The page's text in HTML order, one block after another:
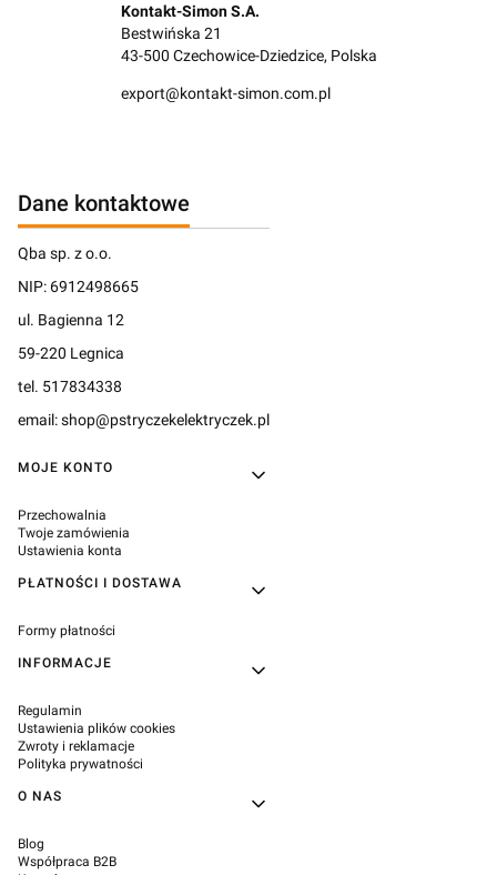
Kontakt-Simon S.A.
Bestwińska 21
43-500 Czechowice-Dziedzice, Polska
export@kontakt-simon.com.pl
Dane kontaktowe
Qba sp. z o.o.
NIP: 6912498665
ul. Bagienna 12
59-220 Legnica
tel. 517834338
email: shop@pstryczekelektryczek.pl
Linki w stopce
MOJE KONTO
Przechowalnia
Twoje zamówienia
Ustawienia konta
PŁATNOŚCI I DOSTAWA
Formy płatności
INFORMACJE
Regulamin
Ustawienia plików cookies
Zwroty i reklamacje
Polityka prywatności
O NAS
Blog
Współpraca B2B